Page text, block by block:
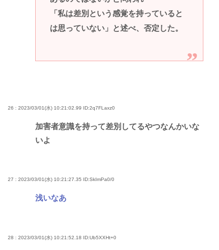
「私は差別という感覚を持っていると
は思っていない」と述べ、否定した。
26 : 2023/03/01(水) 10:21:02.99 ID:2q7FLaxz0
加害者意識を持って差別してるやつなんかいな
いよ
27 : 2023/03/01(水) 10:21:27.35 ID:SkImPa0/0
浅いなあ
28 : 2023/03/01(水) 10:21:52.18 ID:Ub5XXHt+0